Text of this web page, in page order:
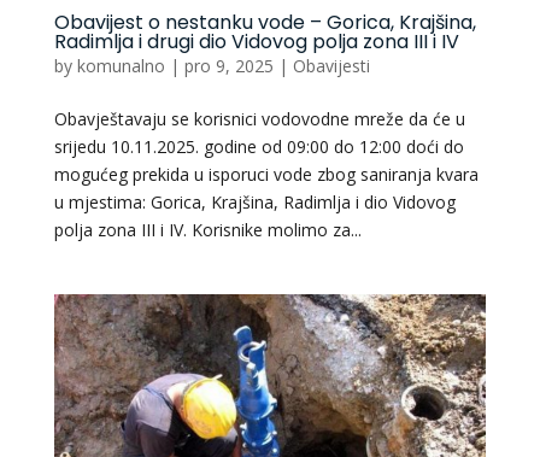
Obavijest o nestanku vode – Gorica, Krajšina,
Radimlja i drugi dio Vidovog polja zona III i IV
by komunalno | pro 9, 2025 | Obavijesti
Obavještavaju se korisnici vodovodne mreže da će u
srijedu 10.11.2025. godine od 09:00 do 12:00 doći do
mogućeg prekida u isporuci vode zbog saniranja kvara
u mjestima: Gorica, Krajšina, Radimlja i dio Vidovog
polja zona III i IV. Korisnike molimo za...